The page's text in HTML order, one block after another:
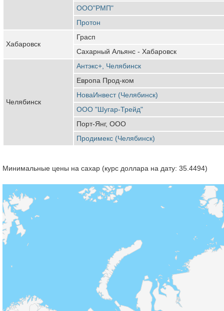
ООО"РМП"
Протон
Хабаровск
Грасп
Сахарный Альянс - Хабаровск
Челябинск
Антэкс+, Челябинск
Европа Прод-ком
НоваИнвест (Челябинск)
ООО "Шугар-Трейд"
Порт-Янг, ООО
Продимекс (Челябинск)
Минимальные цены на сахар (курс доллара на дату: 35.4494)